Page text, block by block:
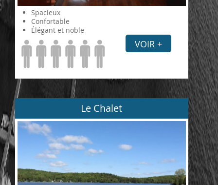
Spacieux
Confortable
Élégant et noble
VOIR +
Le Chalet